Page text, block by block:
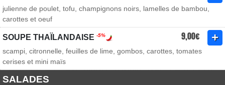
julienne de poulet, tofu, champignons noirs, lamelles de bambou,
carottes et oeuf
SOUPE THAÏLANDAISE -5% 9,00€
scampi, citronnelle, feuilles de lime, gombos, carottes, tomates
cerises et mini maïs
SALADES